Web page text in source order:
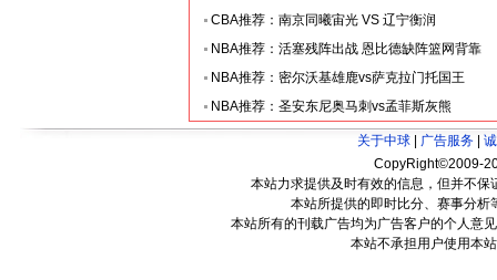
CBA推荐：南京同曦宙光 VS 辽宁衡润
NBA推荐：活塞残阵出战 恩比德缺阵篮网背靠
NBA推荐：密尔沃基雄鹿vs萨克拉门托国王
NBA推荐：圣安东尼奥马刺vs孟菲斯灰熊
关于中球 广告服务
CopyRight©2009-
本站力求提供及时有效的信息，但并不
本站所提供的即时比分、赛事分
本站所有的刊载广告均为广告客户的个人意
本站不承担用户使用本